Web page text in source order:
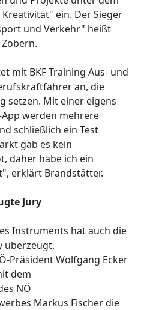
ein. Der Sieger
und Verkehr" heißt
mit BKF Training Aus- und
an, die
setzen. Mit einer eigens
werden mehrere
schließlich ein Test
gab es kein
daher habe ich ein
erklärt Brandstätter.
Jury
Instruments hat auch die
überzeugt.
Präsident Wolfgang Ecker
dem
NÖ
Markus Fischer die